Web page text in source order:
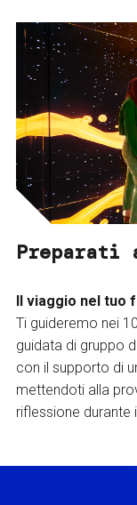
Preparati
Il viaggio nel tuo
Ti guideremo nei
guidata di gruppo
con il supporto di
mettendoti alla
riflessione durante